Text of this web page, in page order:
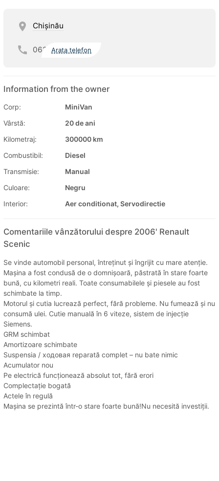
Chişinău
062 Arata telefon
Information from the owner
Corp:
MiniVan
Vârstă:
20 de ani
Kilometraj:
300000 km
Combustibil:
Diesel
Transmisie:
Manual
Culoare:
Negru
Interior:
Aer conditionat, Servodirectie
Comentariile vânzătorului despre 2006' Renault
Scenic
Se vinde automobil personal, întreținut și îngrijit cu mare atenție.
Mașina a fost condusă de o domnișoară, păstrată în stare foarte
bună, cu kilometri reali. Toate consumabilele și piesele au fost
schimbate la timp.
Motorul și cutia lucrează perfect, fără probleme. Nu fumează și nu
consumă ulei. Cutie manuală în 6 viteze, sistem de injecție
Siemens.
GRM schimbat
Amortizoare schimbate
Suspensia / ходовая reparată complet – nu bate nimic
Acumulator nou
Pe electrică funcționează absolut tot, fără erori
Complectație bogată
Actele în regulă
Mașina se prezintă într-o stare foarte bună!Nu necesită investiții.